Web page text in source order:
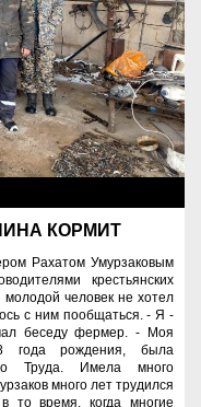
КОРМИТ
Рахатом Умурзаковым
крестьянских
человек не хотел
с ним пообщаться. - Я -
беседу фермер. - Моя
года рождения, была
Труда. Имела много
много лет трудился
то время, когда многие